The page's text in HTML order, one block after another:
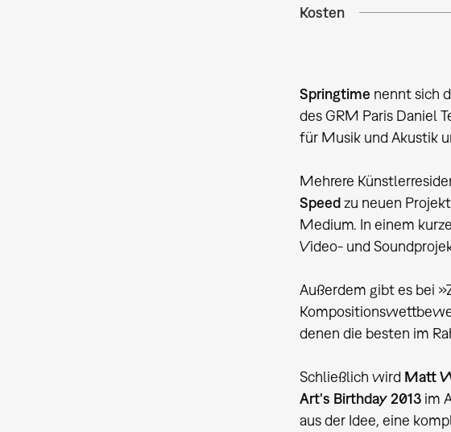
Kosten
Springtime nennt sich
des GRM Paris Daniel
für Musik und Akustik
Mehrere
Speedzu neuen
Medium. In einem
Video- und
Außerdem gibt es bei
denen die besten im
Schließlich wird Matt
Art's Birthday 2013 im
aus der Idee, eine